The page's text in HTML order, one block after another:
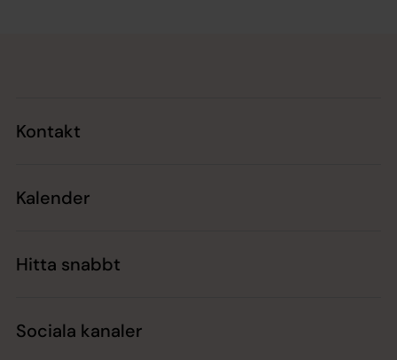
Kontakt
Kalender
Hitta snabbt
Sociala kanaler